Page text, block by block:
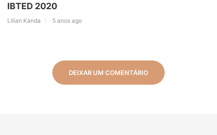
IBTED 2020
Lilian Kanda 5 anos ago
DEIXAR UM COMENTÁRIO